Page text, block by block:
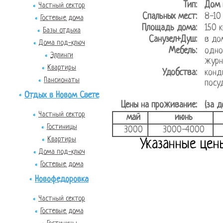
Частный сектор
Гостевые дома
Базы отдыха
Дома под-ключ
Эллинги
Квартиры
Пансионаты
Отдых в Новом Свете
Частный сектор
Гостиницы
Квартиры
Дома под-ключ
Гостевые дома
Новофедоровка
Частный сектор
Гостевые дома
Тип:
Дом
Спальных мест:
8-10
Площадь дома:
Санузел+Душ:
в
Мебель:
Удобства:
Цены на проживание:
(за
май
июнь
3000
3000-4000
Указанные